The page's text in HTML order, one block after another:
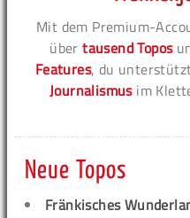
Mit dem Premium-
übertausend Topos
Features, du
Journalismusim
Neue Topos
Fränkisches